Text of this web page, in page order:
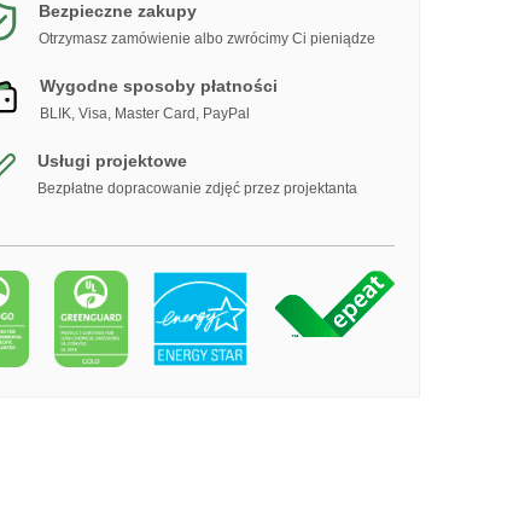
Bezpieczne zakupy
Otrzymasz zamówienie albo zwrócimy Ci pieniądze
Wygodne sposoby płatności
BLIK, Visa, Master Card, PayPal
Usługi projektowe
Bezpłatne dopracowanie zdjęć przez projektanta
PRZYTULNY DOM NA WSI